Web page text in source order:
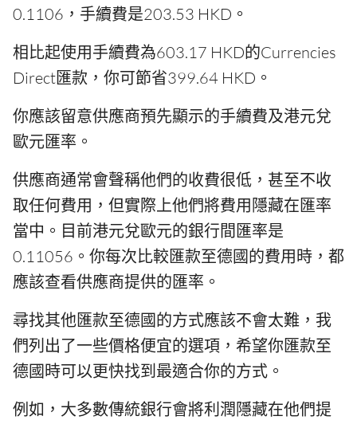
0.1106，手續費是203.53 HKD。
相比起使用手續費為603.17 HKD的Currencies
Direct匯款，你可節省399.64 HKD。
你應該留意供應商預先顯示的手續費及港元兌
歐元匯率。
供應商通常會聲稱他們的收費很低，甚至不收
取任何費用，但實際上他們將費用隱藏在匯率
當中。目前港元兌歐元的銀行間匯率是
0.11056。你每次比較匯款至德國的費用時，都
應該查看供應商提供的匯率。
尋找其他匯款至德國的方式應該不會太難，我
們列出了一些價格便宜的選項，希望你匯款至
德國時可以更快找到最適合你的方式。
例如，大多數傳統銀行會將利潤隱藏在他們提